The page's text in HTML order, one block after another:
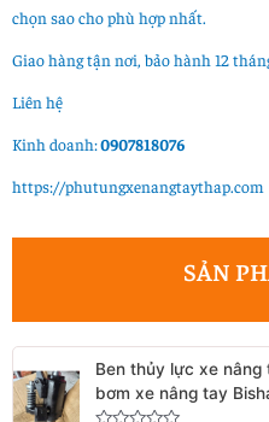
chọn sao cho phù hợp nhất.
Giao hàng tận nơi, bảo hành 12
Liên hệ
Kinh doanh:0907818076
https://phutungxenangtaythap.com
SẢN
Ben thủy lực xe
bơm xe nâng tay